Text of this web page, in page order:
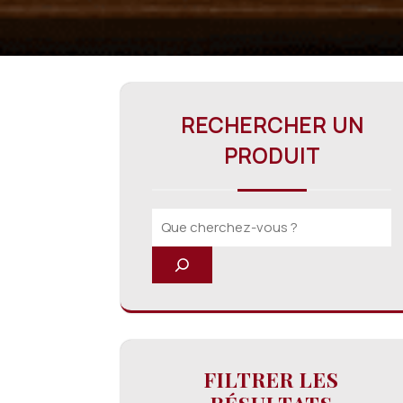
RECHERCHER UN
PRODUIT
FILTRER LES